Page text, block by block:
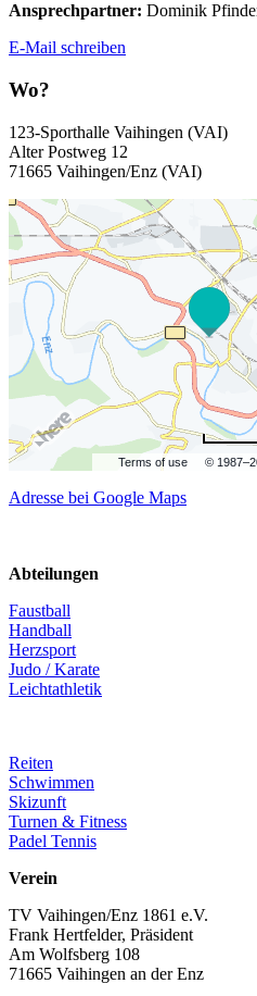
Ansprechpartner: Dominik
E-Mail schreiben
Wo?
123-Sporthalle Vaihingen (VAI)
Alter Postweg 12
71665 Vaihingen/Enz (VAI)
Terms of use ©
Adresse bei Google Maps
Abteilungen
Faustball
Handball
Herzsport
Judo / Karate
Leichtathletik
Reiten
Schwimmen
Skizunft
Turnen & Fitness
Padel Tennis
Verein
TV Vaihingen/Enz 1861 e.V.
Frank Hertfelder, Präsident
Am Wolfsberg 108
71665 Vaihingen an der Enz